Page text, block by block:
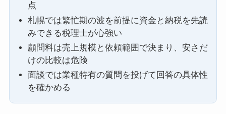
点
札幌では繁忙期の波を前提に資金と納税を先読
みできる税理士が心強い
顧問料は売上規模と依頼範囲で決まり、安さだ
けの比較は危険
面談では業種特有の質問を投げて回答の具体性
を確かめる